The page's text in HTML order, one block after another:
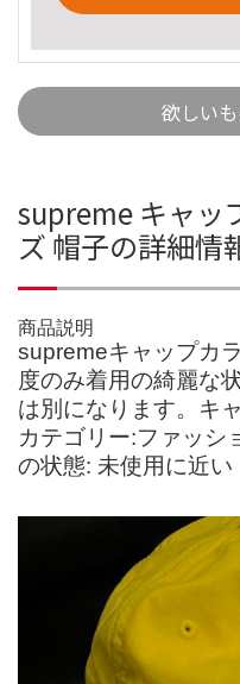
欲しい
supreme キャッ
ズ 帽子の詳細情
商品説明
supremeキャップカ
度のみ着用の綺麗な
は別になります。キ
カテゴリー:ファッシ
の状態: 未使用に近い